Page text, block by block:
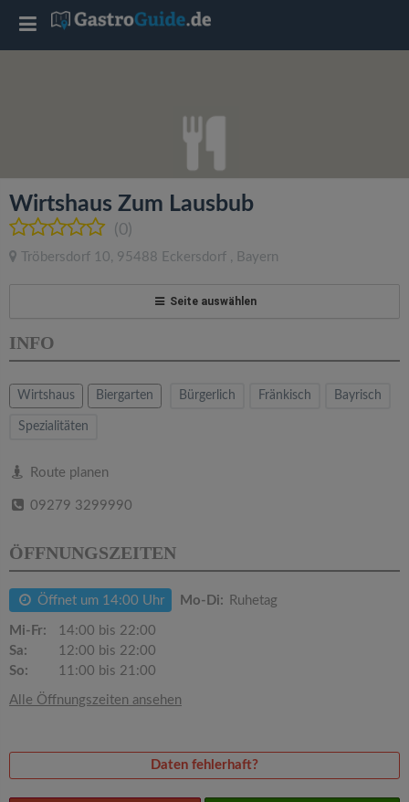
Wirtshaus Zum Lausbub
(0)
Tröbersdorf 10, 95488 Eckersdorf , Bayern
Seite auswählen
INFO
Wirtshaus Biergarten Bürgerlich Fränkisch Bayrisch
Spezialitäten
Route planen
09279 3299990
ÖFFNUNGSZEITEN
Öffnet um 14:00 Uhr Mo-Di: Ruhetag
Mi-Fr:
14:00 bis 22:00
Sa:
12:00 bis 22:00
So:
11:00 bis 21:00
Alle Öffnungszeiten ansehen
Daten fehlerhaft?
T
l
e
a
v
g
a
t
o
n